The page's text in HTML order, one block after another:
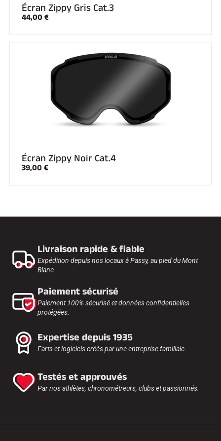
Écran Zippy Gris Cat.3
44,00 €
Écran Zippy Noir Cat.4
39,00 €
Livraison rapide & fiable
Expédition depuis nos locaux à Passy, au pied du Mont
Blanc
Paiement sécurisé
Paiement 100% sécurisé et données confidentielles
protégées.
Expertise depuis 1935
Farts et logiciels créés par une entreprise familiale.
Testés et approuvés
Par nos athlètes, chronométreurs, clubs et passionnés.